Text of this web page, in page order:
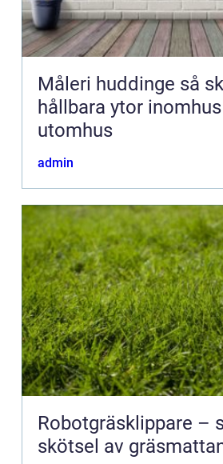
Måleri huddinge så skapar du
hållbara ytor
utomhus
admin
Robotgräsklippare –
skötsel av